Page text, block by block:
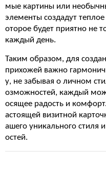
мые картины или
элементы создадут
оторое будет приятно не
каждый день.
Таким образом, для
прихожей важно
у, не забывая о личном
озможностей, каждый
осящее радость и
астоящей визитной
ашего уникального стиля
остей.